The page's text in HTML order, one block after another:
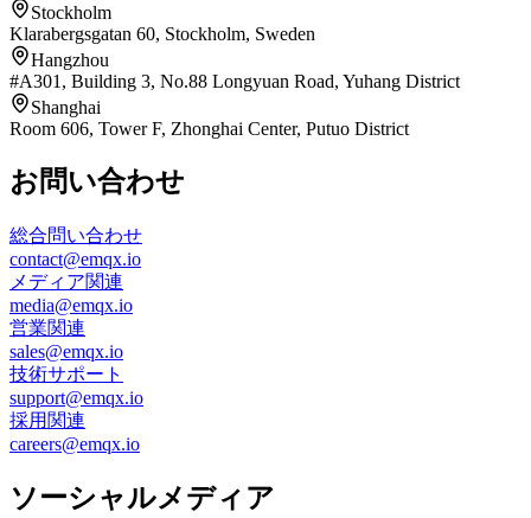
Stockholm
Klarabergsgatan 60, Stockholm, Sweden
Hangzhou
#A301, Building 3, No.88 Longyuan Road, Yuhang District
Shanghai
Room 606, Tower F, Zhonghai Center, Putuo District
お問い合わせ
総合問い合わせ
contact@emqx.io
メディア関連
media@emqx.io
営業関連
sales@emqx.io
技術サポート
support@emqx.io
採用関連
careers@emqx.io
ソーシャルメディア